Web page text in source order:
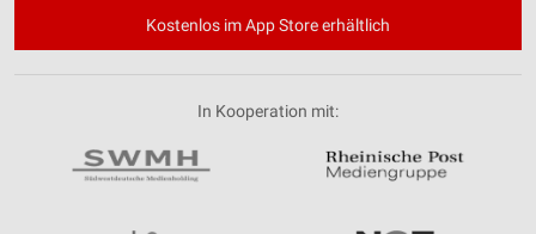
Kostenlos im App Store erhältlich
In Kooperation mit: